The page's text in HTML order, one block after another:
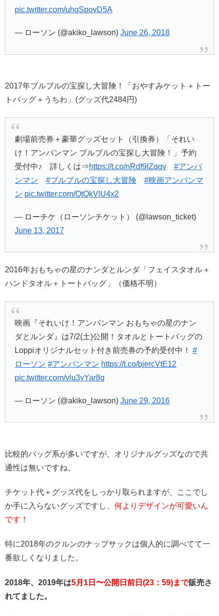
pic.twitter.com/uhgSpovD5A
— ローソン (@akiko_lawson)June 26, 2018
2017年ブルブルの宝探し大冒険！「おやすみケット＋トー
トバッグ＋うちわ」(グッズ代2484円)
劇場前売券＋豪華グッズセット（引換券）「それい
け！アンパンマン ブルブルの宝探し大冒険！」予約
受付中♪ 詳しくは⇒https://t.co/nRdf9IZqgv
#アンパ
ンマン
#ブルブルの宝探し大冒険
#映画アンパンマ
ン pic.twitter.com/QtQkVlU4x2
— ローチケ（ローソンチケット） (@lawson_ticket)
June 13, 2017
2016年おもちゃの星のナンダとルンダ「フェイスタオル＋
ハンドタオル＋トートバッグ」（価格不明）
映画『それいけ！アンパンマン おもちゃの星のナン
ダとルンダ』は7/2(土)公開！タオルとトートバッグの
Loppiオリジナルセット付き前売券の予約受付中！#
ローソン #アンパンマン https://t.co/bjercVtE12
pic.twitter.com/vlu3yYar8g
— ローソン (@akiko_lawson)June 29, 2016
比較的バッグ系が多いですが、オリジナルグッズなので共
通性は無いですね。
チケット代＋グッズ代をしっかり取られますが、ここでし
か手に入らないグッズですし、 何よりデザインが可愛いん
です！
特に2018年のクルンのナップサックは個人的に調べてて一
番欲しくなりました。
2018年、2019年は5月1日〜公開日前日(23：59)まで販売さ
れてました。